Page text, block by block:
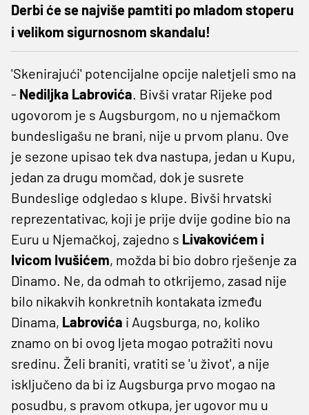
Derbi će se najviše pamtiti po mladom stoperu
i velikom sigurnosnom skandalu!
'Skenirajući' potencijalne opcije naletjeli smo na
- Nediljka Labrovića. Bivši vratar Rijeke pod
ugovorom je s Augsburgom, no u njemačkom
bundesligašu ne brani, nije u prvom planu. Ove
je sezone upisao tek dva nastupa, jedan u Kupu,
jedan za drugu momčad, dok je susrete
Bundeslige odgledao s klupe. Bivši hrvatski
reprezentativac, koji je prije dvije godine bio na
Euru u Njemačkoj, zajedno s Livakovićem i
Ivicom Ivušićem, možda bi bio dobro rješenje za
Dinamo. Ne, da odmah to otkrijemo, zasad nije
bilo nikakvih konkretnih kontakata između
Dinama, Labrovića i Augsburga, no, koliko
znamo on bi ovog ljeta mogao potražiti novu
sredinu. Želi braniti, vratiti se 'u život', a nije
isključeno da bi iz Augsburga prvo mogao na
posudbu, s pravom otkupa, jer ugovor mu u